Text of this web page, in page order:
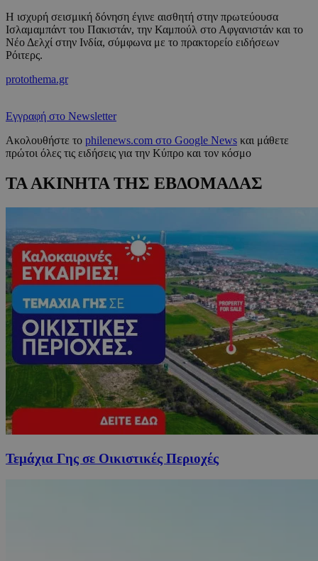
Η ισχυρή σεισμική δόνηση έγινε αισθητή στην πρωτεύουσα
Ισλαμαμπάντ του Πακιστάν, την Καμπούλ στο Αφγανιστάν και το
Νέο Δελχί στην Ινδία, σύμφωνα με το πρακτορείο ειδήσεων
Ρόιτερς.
protothema.gr
Εγγραφή στο Newsletter
Ακολουθήστε το philenews.com στο Google News και μάθετε
πρώτοι όλες τις ειδήσεις για την Κύπρο και τον κόσμο
ΤΑ ΑΚΙΝΗΤΑ ΤΗΣ ΕΒΔΟΜΑΔΑΣ
Τεμάχια Γης σε Οικιστικές Περιοχές